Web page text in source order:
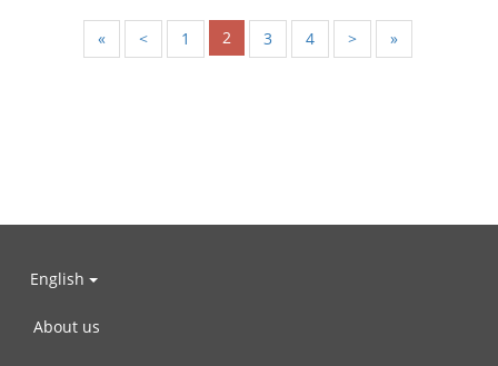
« < 1 2 3 4 > »
English
About us